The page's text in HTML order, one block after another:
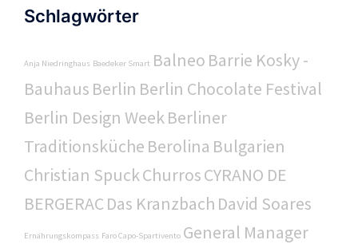
Schlagwörter
Anja Niedringhaus Baedeker Smart Balneo Barrie Kosky -
Bauhaus Berlin Berlin Chocolate Festival
Berlin Design WeekBerliner
Traditionsküche Berolina Bulgarien
Christian SpuckChurrosCYRANO DE
BERGERAC Das Kranzbach David Soares
Ernährungskompass Faro Capo-Spartivento General Manager